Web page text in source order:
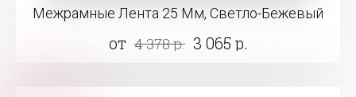
Межрамные Лента 25 Мм, Светло-Бежевый
от 4 378 р. 3 065 р.